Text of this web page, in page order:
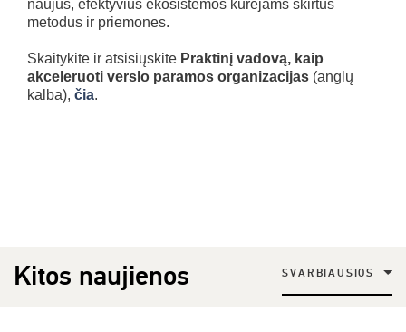
naujus, efektyvius ekosistemos kūrėjams skirtus
metodus ir priemones.
Skaitykite ir atsisiųskite Praktinį vadovą, kaip
akceleruoti verslo paramos organizacijas (anglų
kalba), čia.
Kitos naujienos SVARBIAUSIOS